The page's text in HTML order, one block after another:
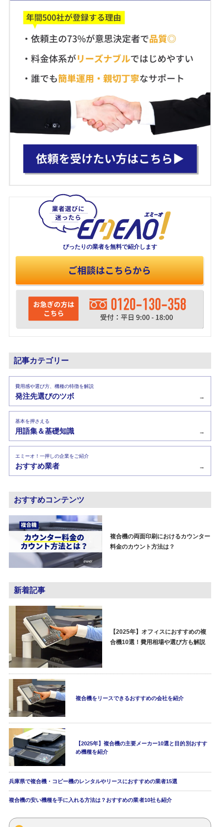
ぴったりの業者を無料で紹介します
記事カテゴリー
費用感や選び方、機種の特徴を解説
発注先選びのツボ →
基本を押さえる
用語集＆基礎知識 →
エミーオ！一押しの企業をご紹介
おすすめ業者 →
おすすめコンテンツ
複合機の両面印刷におけるカウンター
料金のカウント方法は？
新着記事
【2025年】オフィスにおすすめの複
合機10選！費用相場や選び方も解説
複合機をリースできるおすすめの会社を紹介
【2025年】複合機の主要メーカー10選と目的別おすす
め機種を紹介
兵庫県で複合機・コピー機のレンタルやリースにおすすめの業者15選
複合機の安い機種を手に入れる方法は？おすすめの業者10社も紹介